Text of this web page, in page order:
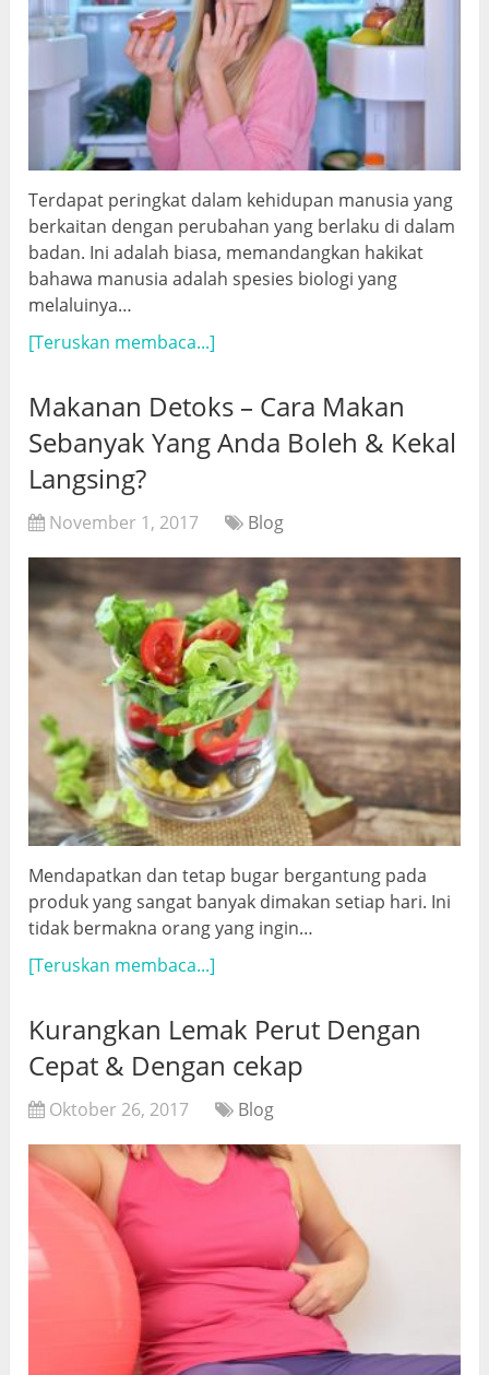
Terdapat peringkat dalam kehidupan manusia yang
berkaitan dengan perubahan yang berlaku di dalam
badan. Ini adalah biasa, memandangkan hakikat
bahawa manusia adalah spesies biologi yang
melaluinya…
[Teruskan membaca...]
Makanan Detoks – Cara Makan
Sebanyak Yang Anda Boleh & Kekal
Langsing?
November 1, 2017 Blog
Mendapatkan dan tetap bugar bergantung pada
produk yang sangat banyak dimakan setiap hari. Ini
tidak bermakna orang yang ingin…
[Teruskan membaca...]
Kurangkan Lemak Perut Dengan
Cepat & Dengan cekap
Oktober 26, 2017 Blog